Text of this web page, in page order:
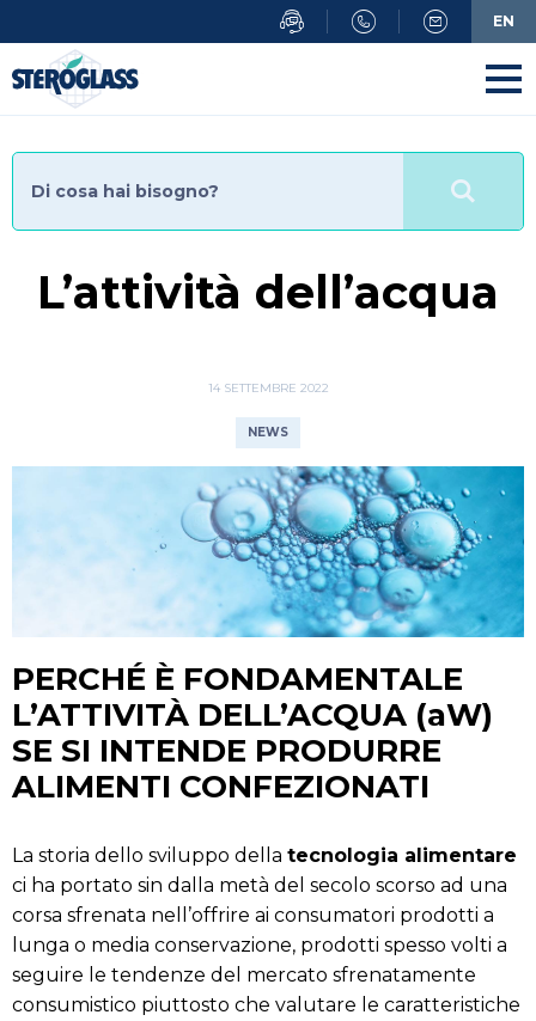
al
contenuto
principale
L’attività dell’acqua
14 SETTEMBRE 2022
NEWS
PERCHÉ È FONDAMENTALE
L’ATTIVITÀ DELL’ACQUA (aW)
SE SI INTENDE PRODURRE
ALIMENTI CONFEZIONATI
La storia dello sviluppo della tecnologia alimentare
ci ha portato sin dalla metà del secolo scorso ad una
corsa sfrenata nell’offrire ai consumatori prodotti a
lunga o media conservazione, prodotti spesso volti a
seguire le tendenze del mercato sfrenatamente
consumistico piuttosto che valutare le caratteristiche
EN